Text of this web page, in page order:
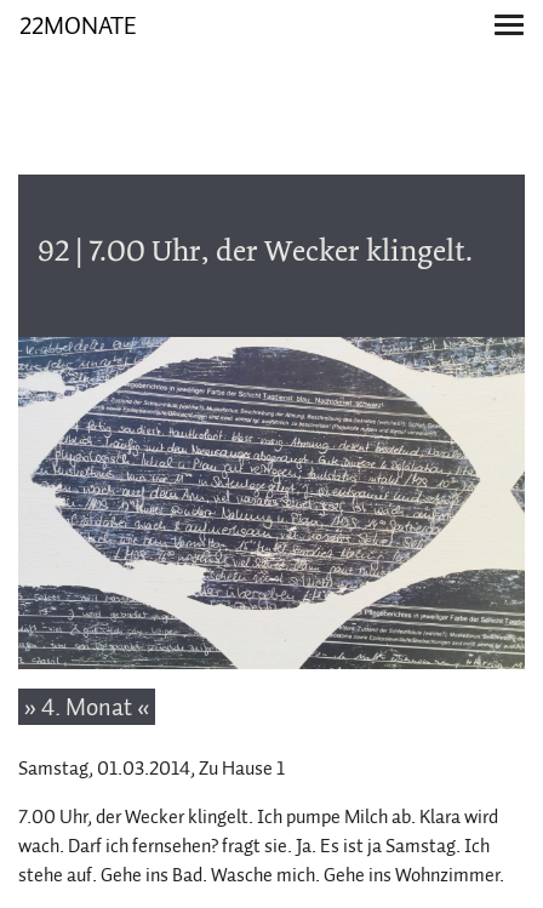
22MONATE
92 | 7.00 Uhr, der Wecker klingelt.
» 4. Monat «
Samstag, 01.03.2014, Zu Hause 1
7.00 Uhr, der Wecker klingelt. Ich pumpe Milch ab. Klara wird
wach. Darf ich fernsehen? fragt sie. Ja. Es ist ja Samstag. Ich
stehe auf. Gehe ins Bad. Wasche mich. Gehe ins Wohnzimmer.